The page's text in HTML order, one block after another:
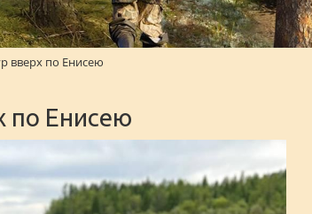
вверх по Енисею
по Енисею